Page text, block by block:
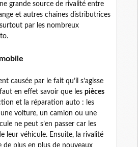
grande source de rivalité entre
et autres chaines distributrices
par les nombreux
causée par le fait qu’il s’agisse
en effet savoir que les pièces
et la réparation auto : les
voiture, un camion ou une
ne peut s’en passer car les
leur véhicule. Ensuite, la rivalité
de plus en plus de nouveaux